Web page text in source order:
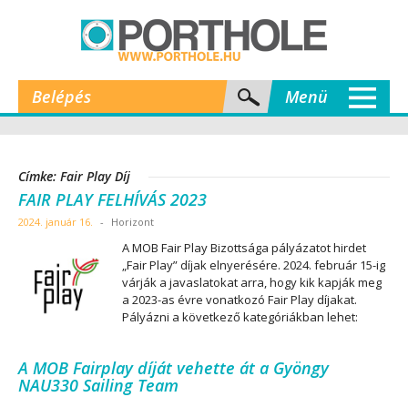
Belépés Menü
Címke: Fair Play Díj
FAIR PLAY FELHÍVÁS 2023
2024. január 16. - Horizont
A MOB Fair Play Bizottsága pályázatot hirdet
„Fair Play” díjak elnyerésére. 2024. február 15-ig
várják a javaslatokat arra, hogy kik kapják meg
a 2023-as évre vonatkozó Fair Play díjakat.
Pályázni a következő kategóriákban lehet:
A MOB Fairplay díját vehette át a Gyöngy
NAU330 Sailing Team